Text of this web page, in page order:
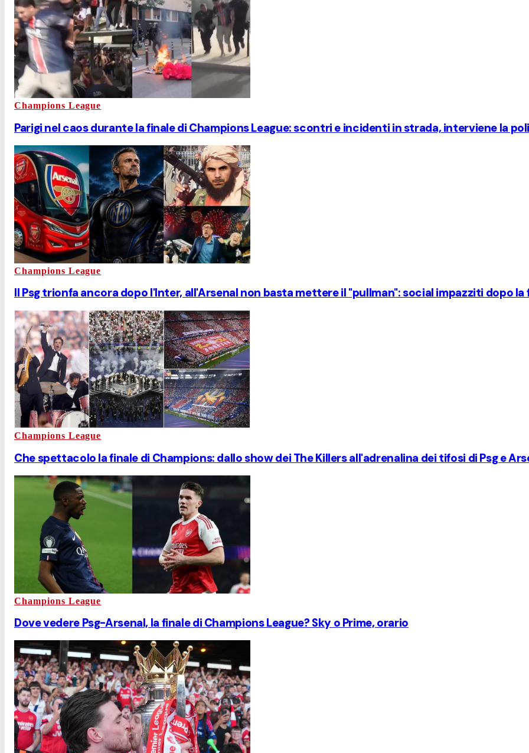
Champions League
Parigi nel caos durante la finale di Champions League: scontri e incidenti in strada, interviene la
Champions League
Il Psg trionfa ancora dopo l'Inter, all'Arsenal non basta mettere il "pullman": social impazziti dopo la
Champions League
Che spettacolo la finale di Champions: dallo show dei The Killers all'adrenalina dei tifosi di Psg e
Champions League
Dove vedere Psg-Arsenal, la finale di Champions League? Sky o Prime, orario